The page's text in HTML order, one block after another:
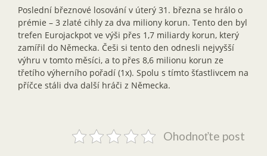
Poslední březnové losování v úterý 31. března se hrálo o
prémie – 3 zlaté cihly za dva miliony korun. Tento den byl
trefen Eurojackpot ve výši přes 1,7 miliardy korun, který
zamířil do Německa. Češi si tento den odnesli nejvyšší
výhru v tomto měsíci, a to přes 8,6 milionu korun ze
třetího výherního pořadí (1x). Spolu s tímto šťastlivcem na
příčce stáli dva další hráči z Německa.
Ohodnoťte post